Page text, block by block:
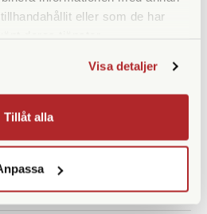
eller som de har
Visa detaljer
Tillåt alla
153
3
Kolfiber
2300